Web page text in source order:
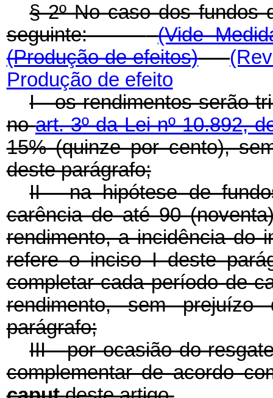
§ 2º No caso dos fundos
seguinte: (Vide
(Produção de efeitos)
Produção de efeito
I - os rendimentos serão
noart. 3º da Lei nº 10.892,
15% (quinze por cento),
deste parágrafo;
II - na hipótese de
carência de até 90
rendimento, a incidência do
refere o inciso I deste
completar cada período de
rendimento, sem
parágrafo;
III - por ocasião do
complementar de acordo